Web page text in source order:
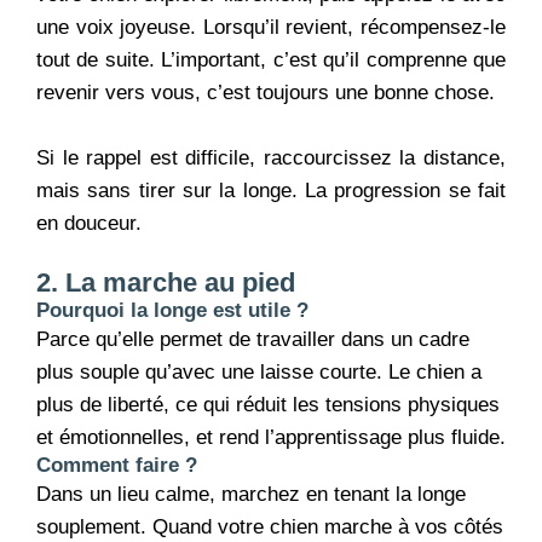
une voix joyeuse. Lorsqu’il revient, récompensez-le
tout de suite. L’important, c’est qu’il comprenne que
revenir vers vous, c’est toujours une bonne chose.
Si le rappel est difficile, raccourcissez la distance,
mais sans tirer sur la longe. La progression se fait
en douceur.
2. La marche au pied
Pourquoi la longe est utile ?
Parce qu’elle permet de travailler dans un cadre
plus souple qu’avec une laisse courte. Le chien a
plus de liberté, ce qui réduit les tensions physiques
et émotionnelles, et rend l’apprentissage plus fluide.
Comment faire ?
Dans un lieu calme, marchez en tenant la longe
souplement. Quand votre chien marche à vos côtés